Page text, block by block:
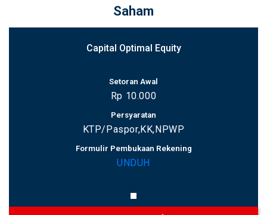
Saham
Capital Optimal Equity
Setoran Awal
Rp 10.000
Persyaratan
KTP/Paspor,KK,NPWP
Formulir Pembukaan Rekening
UNDUH